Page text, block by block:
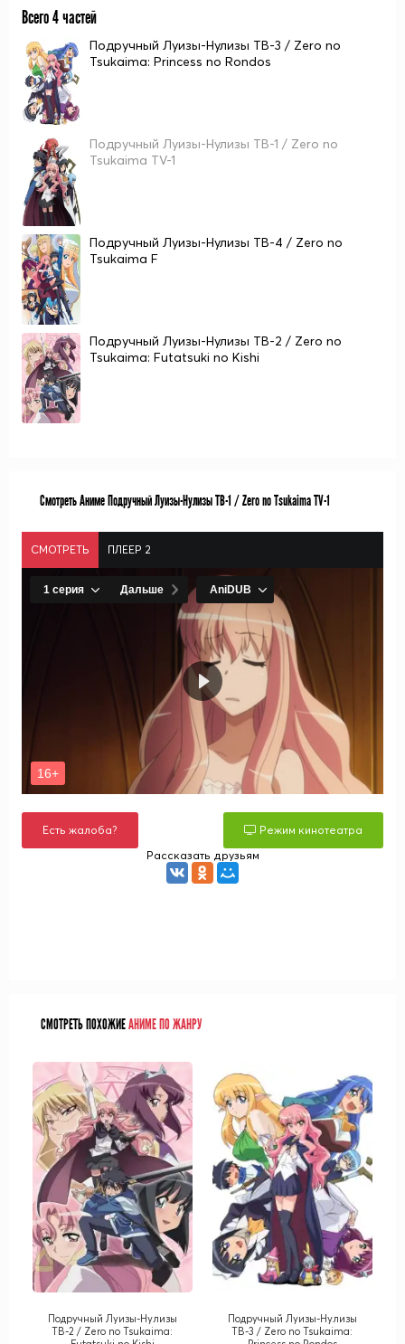
Всего 4 частей
Подручный Луизы-Нулизы ТВ-3 / Zero no
Tsukaima: Princess no Rondos
Подручный Луизы-Нулизы ТВ-1 / Zero no
Tsukaima TV-1
Подручный Луизы-Нулизы ТВ-4 / Zero no
Tsukaima F
Подручный Луизы-Нулизы ТВ-2 / Zero no
Tsukaima: Futatsuki no Kishi
Смотреть Аниме Подручный Луизы-Нулизы ТВ-1 / Zero no Tsukaima TV-1
СМОТРЕТЬ ПЛЕЕР 2
Есть жалоба?
Режим кинотеатра
Рассказать друзьям
СМОТРЕТЬ ПОХОЖИЕАНИМЕ ПО ЖАНРУ
Подручный Луизы-Нулизы
ТВ-2 / Zero no Tsukaima:
Подручный Луизы-Нулизы
ТВ-3 / Zero no Tsukaima: